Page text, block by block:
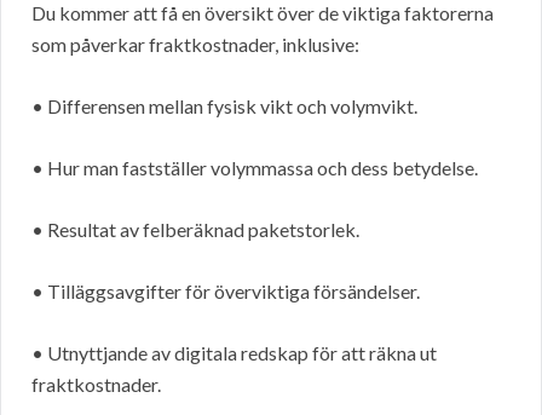
Du kommer att få en översikt över de viktiga faktorerna
som påverkar fraktkostnader, inklusive:
• Differensen mellan fysisk vikt och volymvikt.
• Hur man fastställer volymmassa och dess betydelse.
• Resultat av felberäknad paketstorlek.
• Tilläggsavgifter för överviktiga försändelser.
• Utnyttjande av digitala redskap för att räkna ut
fraktkostnader.